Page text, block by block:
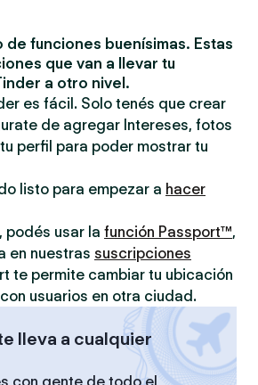
funciones buenísimas. Estas
que van a llevar tu
a otro nivel.
es fácil. Solo tenés que crear
de agregar Intereses, fotos
perfil para poder mostrar tu
listo para empezar a hacer
podés usar la función Passport™,
en nuestras suscripciones
te permite cambiar tu ubicación
usuarios en otra ciudad.
lleva a cualquier
con gente de todo el